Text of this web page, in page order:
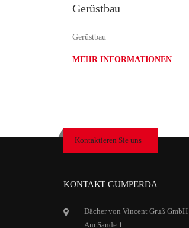
Gerüstbau
Gerüstbau
MEHR INFORMATIONEN
Kontaktieren Sie uns
KONTAKT GUMPERDA
Dächer von Vincent Gruß GmbH
Am Sande 1